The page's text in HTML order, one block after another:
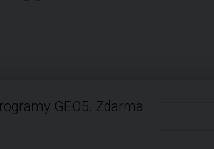
GEO5. Zdarma.